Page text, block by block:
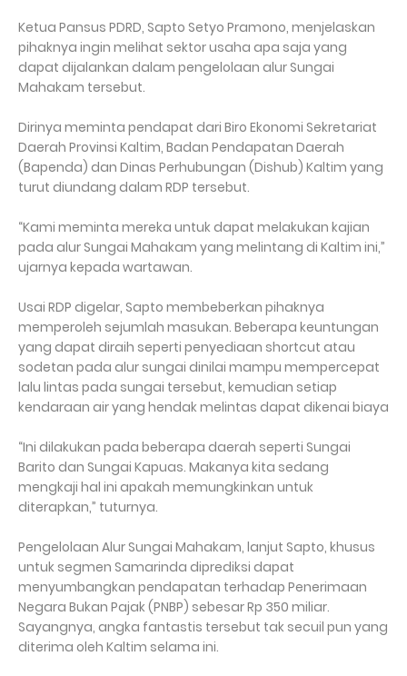
Ketua Pansus PDRD, Sapto Setyo Pramono, menjelaskan
pihaknya ingin melihat sektor usaha apa saja yang
dapat dijalankan dalam pengelolaan alur Sungai
Mahakam tersebut.
Dirinya meminta pendapat dari Biro Ekonomi Sekretariat
Daerah Provinsi Kaltim, Badan Pendapatan Daerah
(Bapenda) dan Dinas Perhubungan (Dishub) Kaltim yang
turut diundang dalam RDP tersebut.
“Kami meminta mereka untuk dapat melakukan kajian
pada alur Sungai Mahakam yang melintang di Kaltim ini,”
ujarnya kepada wartawan.
Usai RDP digelar, Sapto membeberkan pihaknya
memperoleh sejumlah masukan. Beberapa keuntungan
yang dapat diraih seperti penyediaan shortcut atau
sodetan pada alur sungai dinilai mampu mempercepat
lalu lintas pada sungai tersebut, kemudian setiap
kendaraan air yang hendak melintas dapat dikenai biaya
“Ini dilakukan pada beberapa daerah seperti Sungai
Barito dan Sungai Kapuas. Makanya kita sedang
mengkaji hal ini apakah memungkinkan untuk
diterapkan,” tuturnya.
Pengelolaan Alur Sungai Mahakam, lanjut Sapto, khusus
untuk segmen Samarinda diprediksi dapat
menyumbangkan pendapatan terhadap Penerimaan
Negara Bukan Pajak (PNBP) sebesar Rp 350 miliar.
Sayangnya, angka fantastis tersebut tak secuil pun yang
diterima oleh Kaltim selama ini.